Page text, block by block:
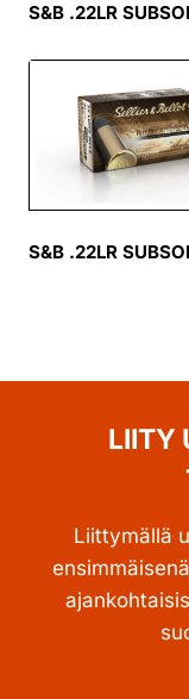
S&B .22LR
S&B .22LR
LIITY
Liittymällä